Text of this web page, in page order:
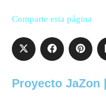
Comparte esta página
Proyecto JaZon